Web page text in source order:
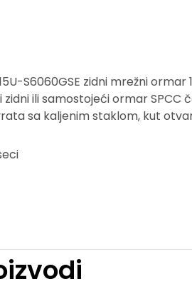
S6060GSE zidni mrežni
zidni ili samostojeći ormar
sa kaljenim staklom, kut